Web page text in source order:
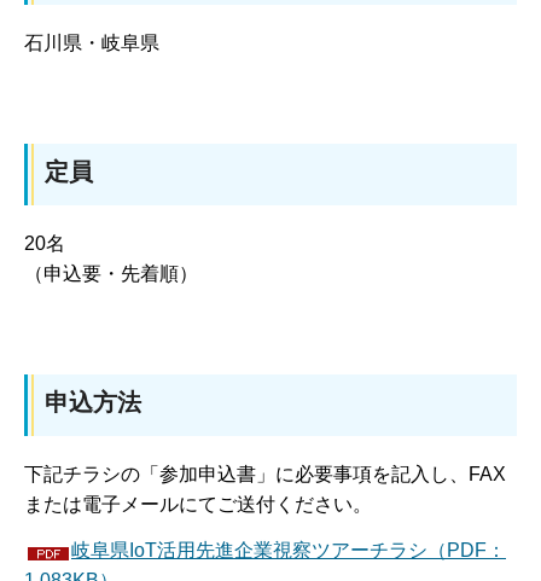
石川県・岐阜県
定員
20名
（申込要・先着順）
申込方法
下記チラシの「参加申込書」に必要事項を記入し、FAX
または電子メールにてご送付ください。
岐阜県IoT活用先進企業視察ツアーチラシ（PDF：